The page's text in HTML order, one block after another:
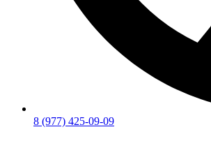
8 (977) 425-09-09